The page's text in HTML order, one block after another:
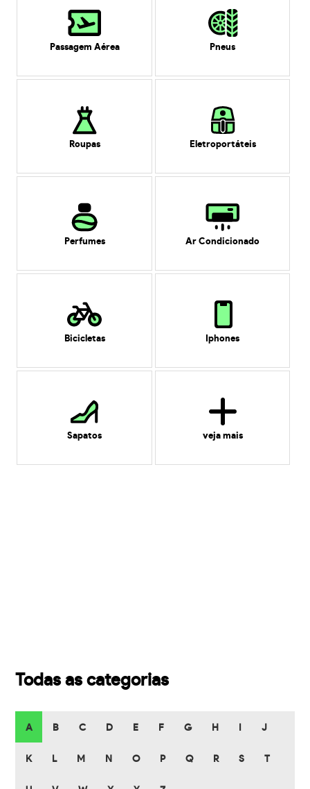
Passagem Aérea Pneus
Roupas Eletroportáteis
Perfumes Ar Condicionado
Bicicletas Iphones
Sapatos veja mais
Todas as categorias
A B C D E F G H J
K L M N O P Q R S T